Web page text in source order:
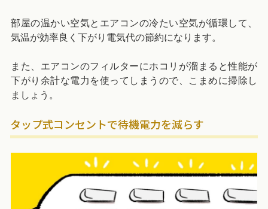
部屋の温かい空気とエアコンの冷たい空気が循環して、
気温が効率良く下がり電気代の節約になります。
また、エアコンのフィルターにホコリが溜まると性能が
下がり余計な電力を使ってしまうので、こまめに掃除し
ましょう。
タップ式コンセントで待機電力を減らす